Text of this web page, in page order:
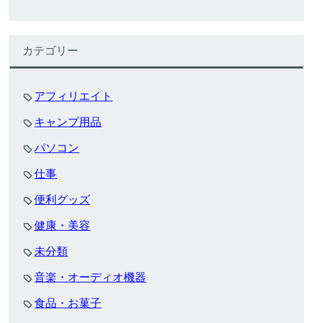
カテゴリー
アフィリエイト
キャンプ用品
パソコン
仕事
便利グッズ
健康・美容
未分類
音楽・オーディオ機器
食品・お菓子